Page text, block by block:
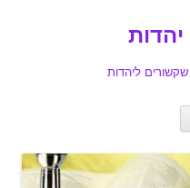
שקשורים ליהדות